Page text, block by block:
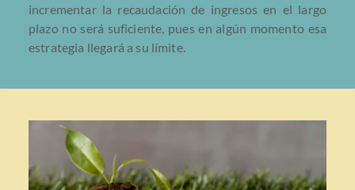
incrementar la recaudación de ingresos en el largo
plazo no será suficiente, pues en algún momento esa
estrategia llegará a su límite.